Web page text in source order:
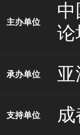
主办单位
论
承办单位
支持单位